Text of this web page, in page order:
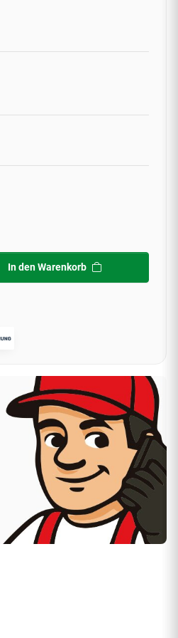
In den Warenkorb